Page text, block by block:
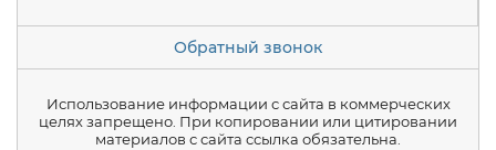
Обратный звонок
Использование информации с сайта в коммерческих
целях запрещено. При копировании или цитировании
материалов с сайта ссылка обязательна.